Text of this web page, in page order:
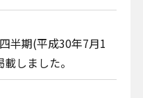
半期(平成30年7月1
しました。